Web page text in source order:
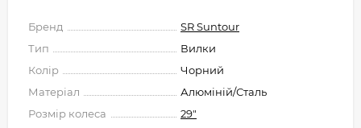
Бренд
SR Suntour
Тип
Вилки
Колір
Чорний
Матеріал
Алюміній/Сталь
Розмір колеса
29"